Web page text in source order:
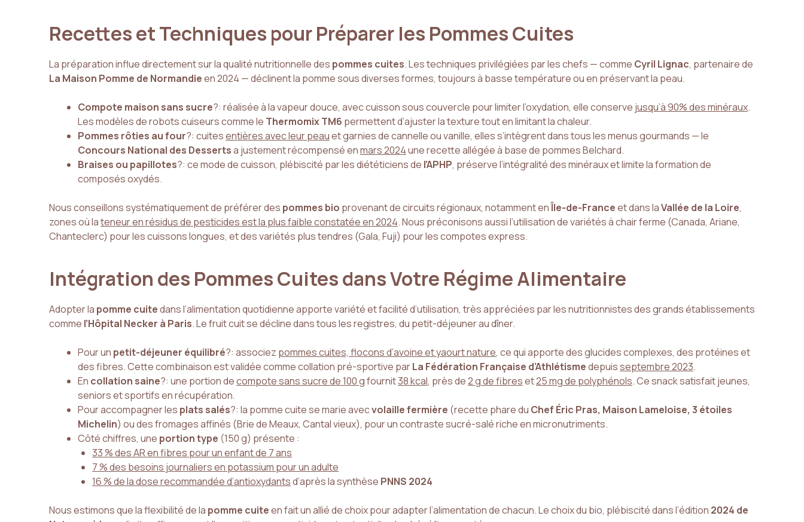
Recettes et Techniques pour Préparer les Pommes Cuites
La préparation influe directement sur la qualité nutritionnelle des pommes cuites. Les techniques privilégiées par les chefs — comme Cyril Lignac, partenaire de
La Maison Pomme de Normandieen 2024 — déclinent la pomme sous diverses formes, toujours à basse température ou en préservant la peau.
Compote maison sans sucre?: réalisée à la vapeur douce, avec cuisson sous couvercle pour limiter l’oxydation, elle conserve jusqu’à 90% des minéraux.
Les modèles de robots cuiseurs comme le Thermomix TM6 permettent d’ajuster la texture tout en limitant la chaleur.
Pommes rôties au four?: cuitesentières avec leur peauet garnies de cannelle ou vanille, elles s’intègrent dans tous les menus gourmands — le
Concours National des Dessertsa justement récompensé enmars 2024une recette allégée à base de pommes Belchard.
Braises ou papillotes?: ce mode de cuisson, plébiscité par les diététiciens de l’APHP, préserve l’intégralité des minéraux et limite la formation de
composés oxydés.
Nous conseillons systématiquement de préférer des pommes bio provenant de circuits régionaux, notamment enÎle-de-Franceet dans laVallée de la Loire,
zones où lateneur en résidus de pesticides est la plus faible constatée en 2024. Nous préconisons aussi l’utilisation de variétés à chair ferme (Canada, Ariane,
Chanteclerc) pour les cuissons longues, et des variétés plus tendres (Gala, Fuji) pour les compotes express.
Intégration des Pommes Cuites dans Votre Régime Alimentaire
Adopter la pomme cuitedans l’alimentation quotidienne apporte variété et facilité d’utilisation, très appréciées par les nutritionnistes des grands établissements
comme l’Hôpital Necker à Paris. Le fruit cuit se décline dans tous les registres, du petit-déjeuner au dîner.
Pour un petit-déjeuner équilibré?: associez pommes cuites, flocons d’avoine et yaourt nature, ce qui apporte des glucides complexes, des protéines et
des fibres. Cette combinaison est validée comme collation pré-sportive parLa Fédération Française d’Athlétismedepuisseptembre 2023.
En collation saine?: une portion decompote sans sucre de 100 gfournit38 kcal, près de2 g de fibreset25 mg de polyphénols. Ce snack satisfait jeunes,
seniors et sportifs en récupération.
Pour accompagner les plats salés?: la pomme cuite se marie avecvolaille fermière (recette phare du Chef Éric Pras, Maison Lameloise, 3 étoiles
Michelin) ou des fromages affinés (Brie de Meaux, Cantal vieux), pour un contraste sucré-salé riche en micronutriments.
Côté chiffres, une portion type (150 g) présente :
33 % des AR en fibres pour un enfant de 7 ans
7 % des besoins journaliers en potassium pour un adulte
16 % de la dose recommandée d’antioxydantsd’après la synthèse PNNS 2024
Nous estimons que la flexibilité de la pomme cuiteen fait un allié de choix pour adapter l’alimentation de chacun. Le choix du bio, plébiscité dans l’édition 2024 de